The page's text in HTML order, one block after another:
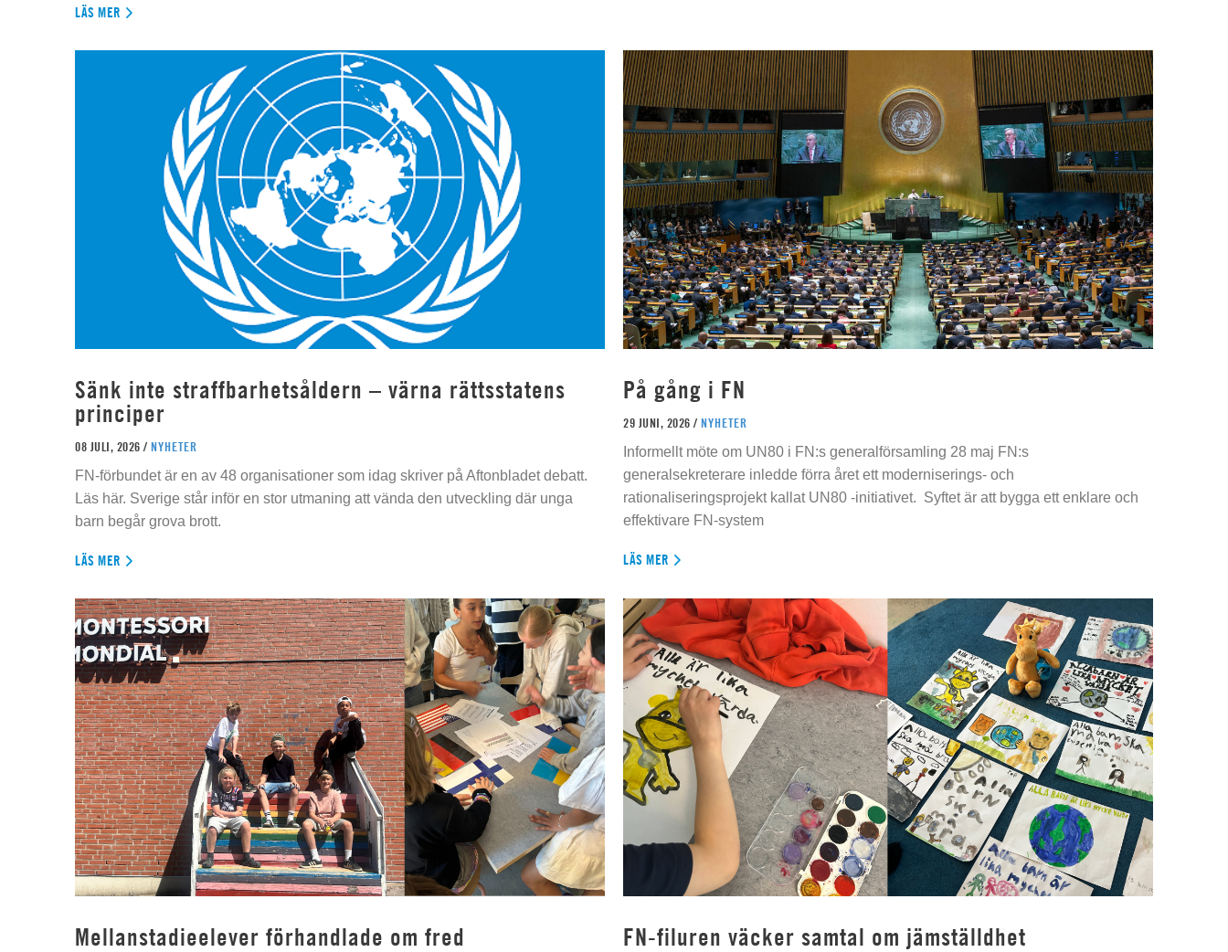
LÄS MER
Sänk inte straffbarhetsåldern – värna rättsstatens
principer
08 JULI, 2026 / NYHETER
FN-förbundet är en av 48 organisationer som idag skriver på Aftonbladet debatt.
Läs här. Sverige står inför en stor utmaning att vända den utveckling där unga
barn begår grova brott.
LÄS MER
På gång i FN
29 JUNI, 2026 / NYHETER
Informellt möte om UN80 i FN:s generalförsamling 28 maj FN:s
generalsekreterare inledde förra året ett moderniserings- och
rationaliseringsprojekt kallat UN80 -initiativet. Syftet är att bygga ett enklare och
effektivare FN-system
LÄS MER
Mellanstadieelever förhandlade om fred FN-filuren väcker samtal om jämställdhet